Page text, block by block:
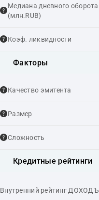
Медиана дневного оборота
(млн.RUB)
Коэф. ликвидности
Факторы
Качество эмитента
Размер
Сложность
Кредитные рейтинги
Внутренний рейтинг ДОХОДЪ